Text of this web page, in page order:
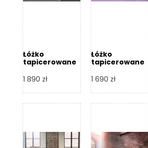
Łóżko
tapicerowane
Design
1 890 zł
Łóżko
tapicerowane
Design
1 690 zł